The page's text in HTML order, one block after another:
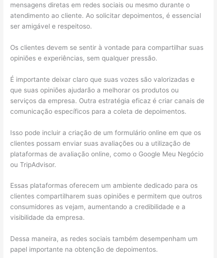
mensagens diretas em redes sociais ou mesmo durante o
atendimento ao cliente. Ao solicitar depoimentos, é essencial
ser amigável e respeitoso.
Os clientes devem se sentir à vontade para compartilhar suas
opiniões e experiências, sem qualquer pressão.
É importante deixar claro que suas vozes são valorizadas e
que suas opiniões ajudarão a melhorar os produtos ou
serviços da empresa. Outra estratégia eficaz é criar canais de
comunicação específicos para a coleta de depoimentos.
Isso pode incluir a criação de um formulário online em que os
clientes possam enviar suas avaliações ou a utilização de
plataformas de avaliação online, como o Google Meu Negócio
ou TripAdvisor.
Essas plataformas oferecem um ambiente dedicado para os
clientes compartilharem suas opiniões e permitem que outros
consumidores as vejam, aumentando a credibilidade e a
visibilidade da empresa.
Dessa maneira, as redes sociais também desempenham um
papel importante na obtenção de depoimentos.